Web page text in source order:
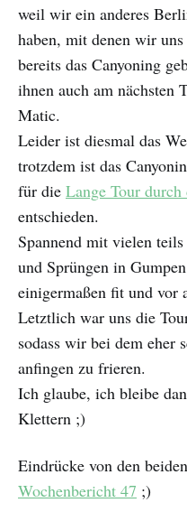
weil wir ein anderes
haben, mit denen wir
bereits das Canyoning
ihnen auch am nächsten
Matic.
Leider ist diesmal das
trotzdem ist das
für die Lange Tour
entschieden.
Spannend mit vielen
und Sprüngen in
einigermaßen fit und vor
Letztlich war uns die
sodass wir bei dem eher
anfingen zu frieren.
Ich glaube, ich bleibe
Klettern ;)
Eindrücke von den
Wochenbericht 47 ;)